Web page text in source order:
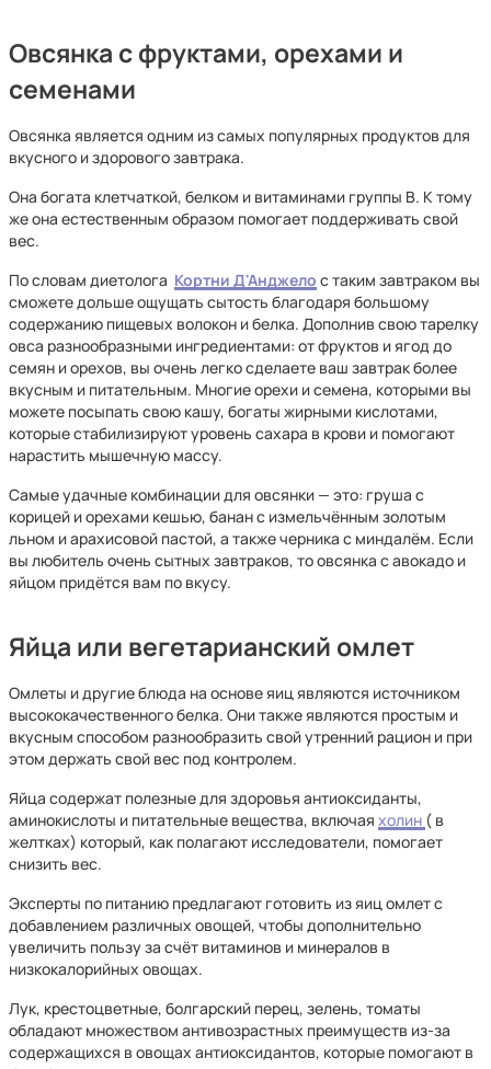
Овсянка с фруктами, орехами и
семенами
Овсянка является одним из самых популярных продуктов для
вкусного и здорового завтрака.
Она богата клетчаткой, белком и витаминами группы B. К тому
же она естественным образом помогает поддерживать свой
вес.
По словам диетолога Кортни Д'Анджело с таким завтраком вы
сможете дольше ощущать сытость благодаря большому
содержанию пищевых волокон и белка. Дополнив свою тарелку
овса разнообразными ингредиентами: от фруктов и ягод до
семян и орехов, вы очень легко сделаете ваш завтрак более
вкусным и питательным. Многие орехи и семена, которыми вы
можете посыпать свою кашу, богаты жирными кислотами,
которые стабилизируют уровень сахара в крови и помогают
нарастить мышечную массу.
Самые удачные комбинации для овсянки — это: груша с
корицей и орехами кешью, банан с измельчённым золотым
льном и арахисовой пастой, а также черника с миндалём. Если
вы любитель очень сытных завтраков, то овсянка с авокадо и
яйцом придётся вам по вкусу.
Яйца или вегетарианский омлет
Омлеты и другие блюда на основе яиц являются источником
высококачественного белка. Они также являются простым и
вкусным способом разнообразить свой утренний рацион и при
этом держать свой вес под контролем.
Яйца содержат полезные для здоровья антиоксиданты,
аминокислоты и питательные вещества, включая холин ( в
желтках) который, как полагают исследователи, помогает
снизить вес.
Эксперты по питанию предлагают готовить из яиц омлет с
добавлением различных овощей, чтобы дополнительно
увеличить пользу за счёт витаминов и минералов в
низкокалорийных овощах.
Лук, крестоцветные, болгарский перец, зелень, томаты
обладают множеством антивозрастных преимуществ из-за
содержащихся в овощах антиоксидантов, которые помогают в